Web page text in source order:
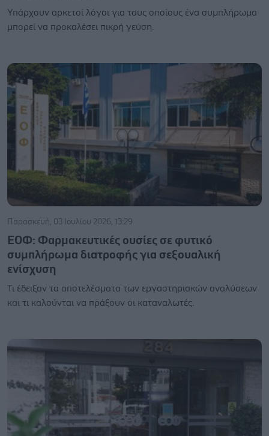
Υπάρχουν αρκετοί λόγοι για τους οποίους ένα συμπλήρωμα
μπορεί να προκαλέσει πικρή γεύση.
Παρασκευή, 03 Ιουλίου 2026, 13:29
ΕΟΦ: Φαρμακευτικές ουσίες σε φυτικό
συμπλήρωμα διατροφής για σεξουαλική
ενίσχυση
Τι έδειξαν τα αποτελέσματα των εργαστηριακών αναλύσεων
και τι καλούνται να πράξουν οι καταναλωτές.